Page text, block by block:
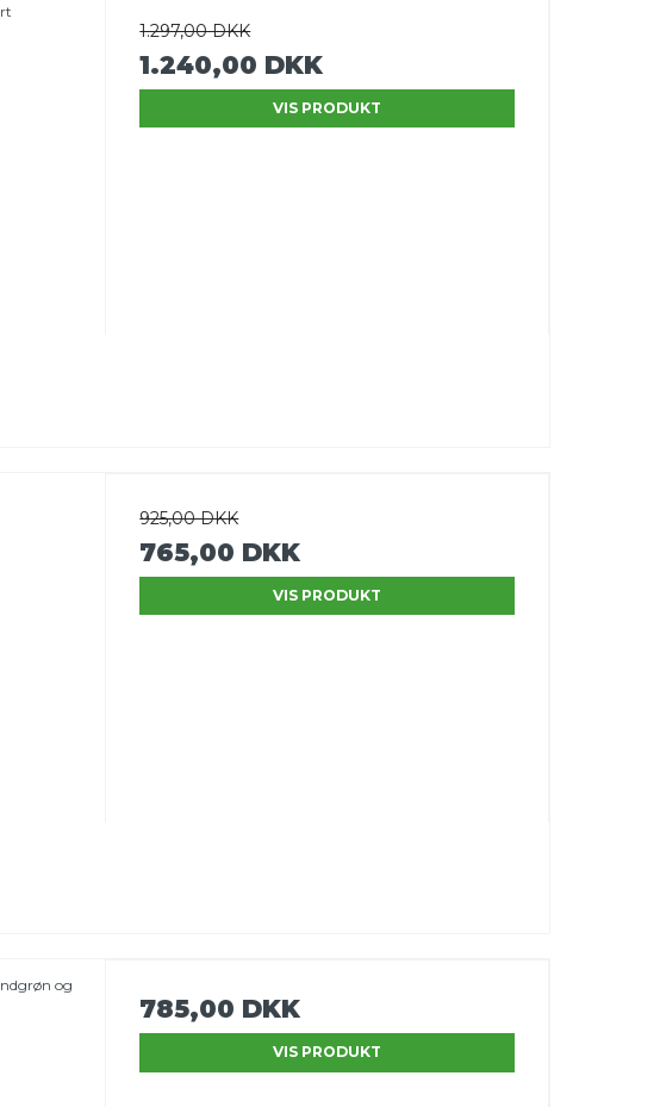
1.297,00 DKK
1.240,00 DKK
VIS PRODUKT
925,00 DKK
765,00 DKK
VIS PRODUKT
og
785,00 DKK
VIS PRODUKT